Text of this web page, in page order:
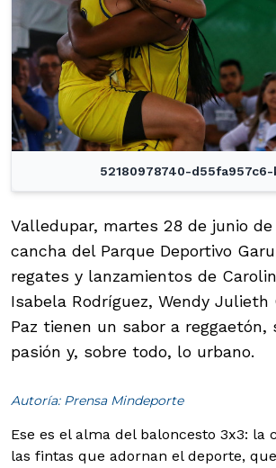
52180978740-d55fa957c6-
Valledupar, martes 28 de junio de
cancha del Parque Deportivo
regates y lanzamientos de
Isabela Rodríguez, Wendy Julieth
Paz tienen un sabor a reggaetón,
pasión y, sobre todo, lo urbano.
Autoría: Prensa Mindeporte
Ese es el alma del baloncesto 3x3: la
las fintas que adornan el deporte,